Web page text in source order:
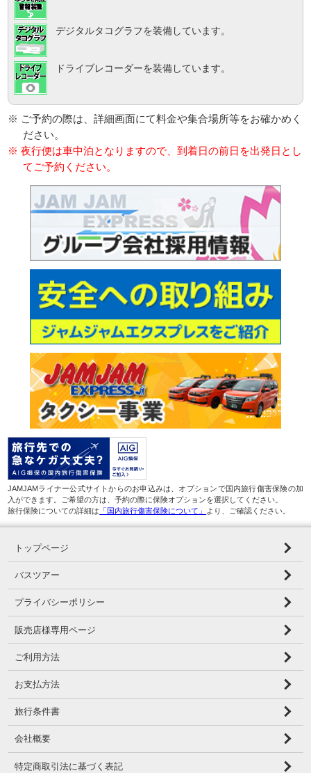
デジタルタコグラフを装備しています。
ドライブレコーダーを装備しています。
※ ご予約の際は、詳細画面にて料金や集合場所等をお確かめく
ださい。
※ 夜行便は車中泊となりますので、到着日の前日を出発日とし
てご予約ください。
JAMJAMライナー公式サイトからのお申込みは、オプションで国内旅行傷害保険の加
入ができます。ご希望の方は、予約の際に保険オプションを選択してください。
旅行保険についての詳細は 「国内旅行傷害保険について」 より、ご確認ください。
トップページ
バスツアー
プライバシーポリシー
販売店様専用ページ
ご利用方法
お支払方法
旅行条件書
会社概要
特定商取引法に基づく表記